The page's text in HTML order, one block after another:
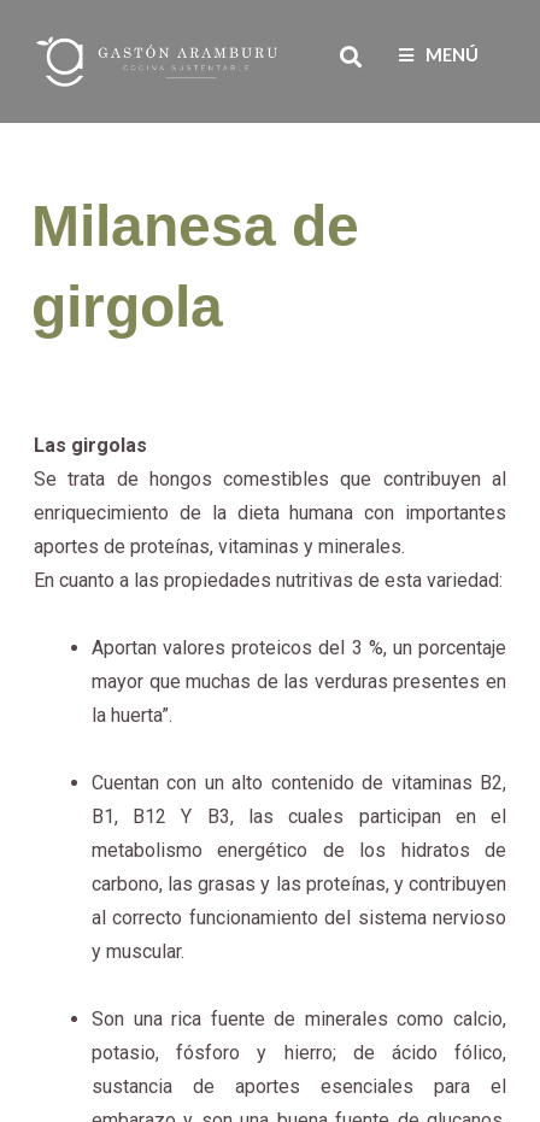
contenido
Search
MENÚ
Milanesa de
girgola
Las girgolas
Se trata de hongos comestibles que contribuyen al
enriquecimiento de la dieta humana con importantes
aportes de proteínas, vitaminas y minerales.
En cuanto a las propiedades nutritivas de esta variedad:
Aportan valores proteicos del 3 %, un porcentaje
mayor que muchas de las verduras presentes en
la huerta”.
Cuentan con un alto contenido de vitaminas B2,
B1, B12 Y B3, las cuales participan en el
metabolismo energético de los hidratos de
carbono, las grasas y las proteínas, y contribuyen
al correcto funcionamiento del sistema nervioso
y muscular.
Son una rica fuente de minerales como calcio,
potasio, fósforo y hierro; de ácido fólico,
sustancia de aportes esenciales para el